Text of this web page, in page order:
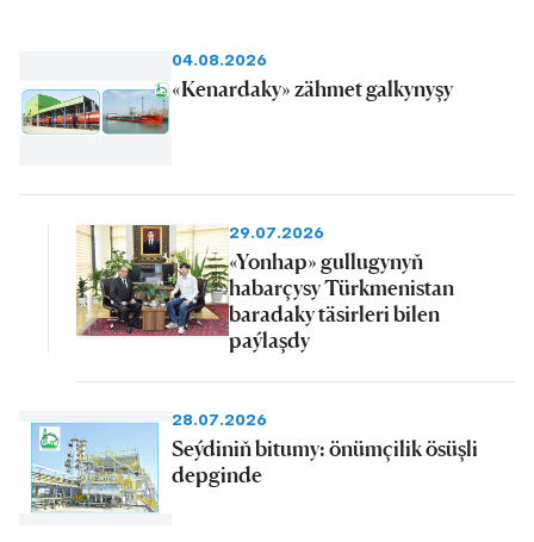
04.08.2026
«Kenardaky» zähmet galkynyşy
29.07.2026
«Yonhap» gullugynyň
habarçysy Türkmenistan
baradaky täsirleri bilen
paýlaşdy
28.07.2026
Seýdiniň bitumy: önümçilik ösüşli
depginde